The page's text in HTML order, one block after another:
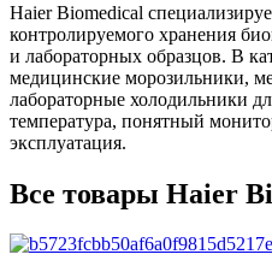
Haier Biomedical
контролируемого хранения
и лабораторных образцов. В
медицинские морозильники,
лабораторные холодильники
температура, понятный
эксплуатация.
Все товары Haier